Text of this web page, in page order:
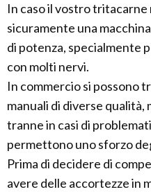
In caso il vostro tritacarne
sicuramente una
di potenza, specialmente
con molti nervi.
In commercio si possono
manuali di diverse
tranne in casi di
permettono uno sforzo
Prima di decidere di
avere delle accortezze in